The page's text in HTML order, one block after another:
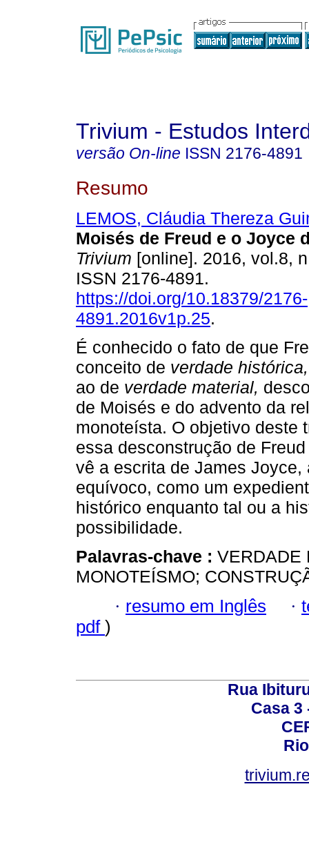
Trivium - Estudos
versão On-line ISSN 2176-4891
Resumo
LEMOS, Cláudia Thereza
Moisés de Freud e o Joyce
Trivium [online]. 2016, vol.8,
ISSN 2176-4891.
https://doi.org/10.18379/2176-
4891.2016v1p.25.
É conhecido o fato de que
conceito de verdade histórica,
ao de verdade material,
de Moisés e do advento da
monoteísta. O objetivo deste
essa desconstrução de
vê a escrita de James
equívoco, como um
histórico enquanto tal ou a
possibilidade.
Palavras-chave : VERDADE
MONOTEÍSMO;
· resumo em Inglês ·
pdf )
Rua
Casa 3